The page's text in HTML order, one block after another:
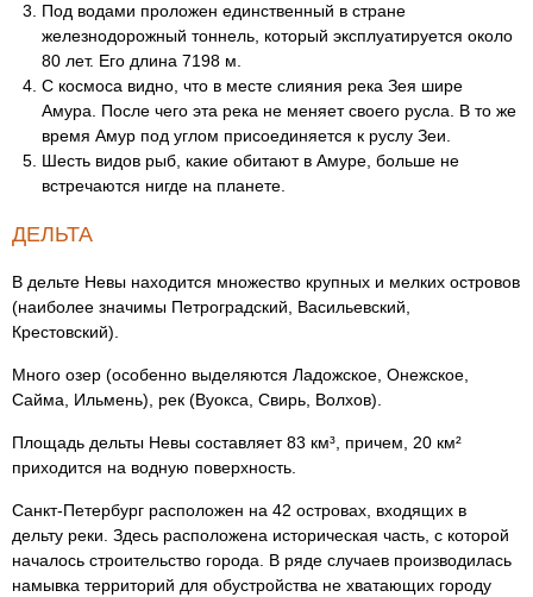
Под водами проложен единственный в стране
железнодорожный тоннель, который эксплуатируется около
80 лет. Его длина 7198 м.
С космоса видно, что в месте слияния река Зея шире
Амура. После чего эта река не меняет своего русла. В то же
время Амур под углом присоединяется к руслу Зеи.
Шесть видов рыб, какие обитают в Амуре, больше не
встречаются нигде на планете.
ДЕЛЬТА
В дельте Невы находится множество крупных и мелких островов
(наиболее значимы Петроградский, Васильевский,
Крестовский).
Много озер (особенно выделяются Ладожское, Онежское,
Сайма, Ильмень), рек (Вуокса, Свирь, Волхов).
Площадь дельты Невы составляет 83 км³, причем, 20 км²
приходится на водную поверхность.
Санкт-Петербург расположен на 42 островах, входящих в
дельту реки. Здесь расположена историческая часть, с которой
началось строительство города. В ряде случаев производилась
намывка территорий для обустройства не хватающих городу